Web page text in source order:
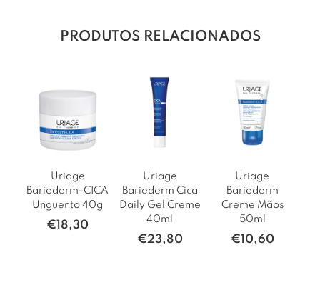
PRODUTOS RELACIONADOS
Uriage
Bariederm-CICA
Unguento 40g
€18,30
Uriage
Bariederm Cica
Daily Gel Creme
40ml
€23,80
Uriage
Bariederm
Creme Mãos
50ml
€10,60